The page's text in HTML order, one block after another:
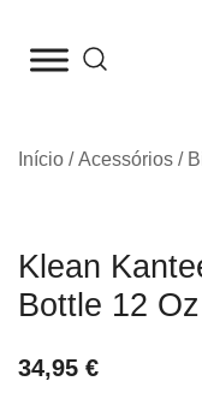
para
Início /Acessórios /
Klean
Bottle 12
34,95 €